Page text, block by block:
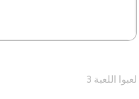
3 لعبوا اللعبة